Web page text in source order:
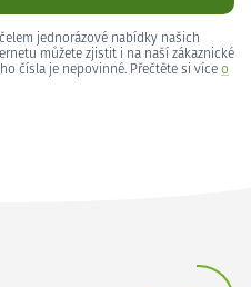
jednorázové nabídky našich
můžete zjistit i na naší zákaznické
čísla je nepovinné. Přečtěte si více o